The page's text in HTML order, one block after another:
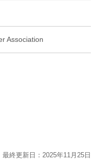
Association
終更新日：2025年11月25日